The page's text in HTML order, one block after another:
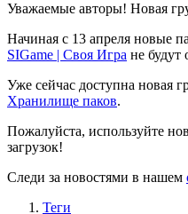
Уважаемые авторы! Новая
Начиная с 13 апреля новые
SIGame | Своя Игра не будут
Уже сейчас доступна новая
Хранилище паков.
Пожалуйста, используйте
загрузок!
Следи за новостями в нашем
Теги